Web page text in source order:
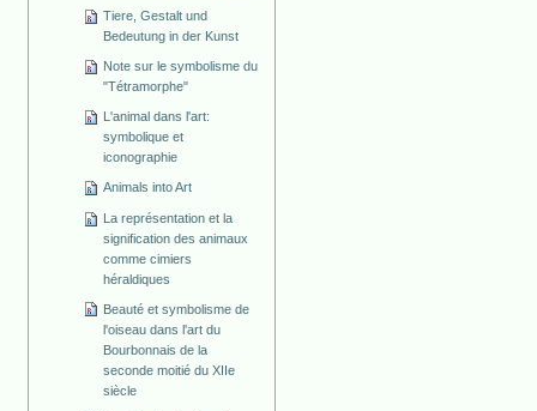
Tiere, Gestalt und
Bedeutung in der Kunst
Note sur le symbolisme du
"Tétramorphe"
L'animal dans l'art:
symbolique et
iconographie
Animals into Art
La représentation et la
signification des animaux
comme cimiers
héraldiques
Beauté et symbolisme de
l'oiseau dans l'art du
Bourbonnais de la
seconde moitié du XIIe
siècle